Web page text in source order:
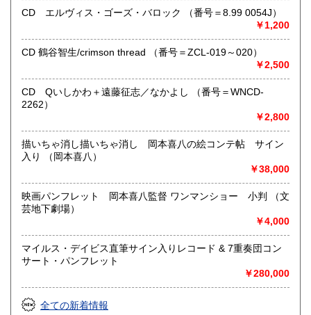
す。 ご容赦下さい。
●当店は古書以外にも様々な商品を取り扱っています。下記
沿線名：東急田園都市線
最寄駅：三軒茶屋駅北出口Aから下北沢方面へ6分 ゴリラビ
ルの向かい 小田急バス太子堂停留所前
営業時間：平日=10:00〜19:00 日曜・祭日=12:00～18:00
定休日：火曜日
書籍の買取について
店頭買取り、出張買取りを承っております。
お気軽にご相談下さい。
取り扱い分野
一般（その他）
アナログ・レコードやCDなどの音楽・音声・映像メディア
CD エルヴィス・ゴーズ・バロック （番号＝8.99 0054J）
￥1,200
CD 鶴谷智生/crimson thread （番号＝ZCL-019～020）
￥2,500
CD Qいしかわ＋遠藤征志／なかよし （番号＝WNCD-
2262）
￥2,800
描いちゃ消し描いちゃ消し 岡本喜八の絵コンテ帖 サイン
入り （岡本喜八）
￥38,000
映画パンフレット 岡本喜八監督 ワンマンショー 小判 （文
芸地下劇場）
￥4,000
マイルス・デイビス直筆サイン入りレコード & 7重奏団コン
サート・パンフレット
￥280,000
全ての新着情報